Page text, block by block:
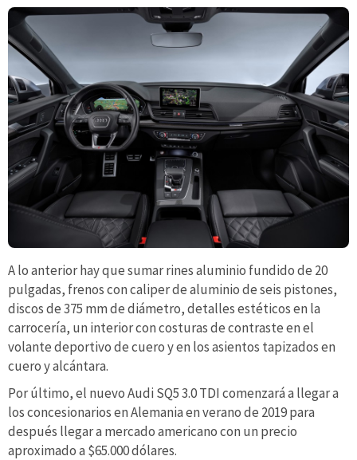
A lo anterior hay que sumar rines aluminio fundido de 20
pulgadas, frenos con caliper de aluminio de seis pistones,
discos de 375 mm de diámetro, detalles estéticos en la
carrocería, un interior con costuras de contraste en el
volante deportivo de cuero y en los asientos tapizados en
cuero y alcántara.
Por último, el nuevo Audi SQ5 3.0 TDI comenzará a llegar a
los concesionarios en Alemania en verano de 2019 para
después llegar a mercado americano con un precio
aproximado a $65.000 dólares.